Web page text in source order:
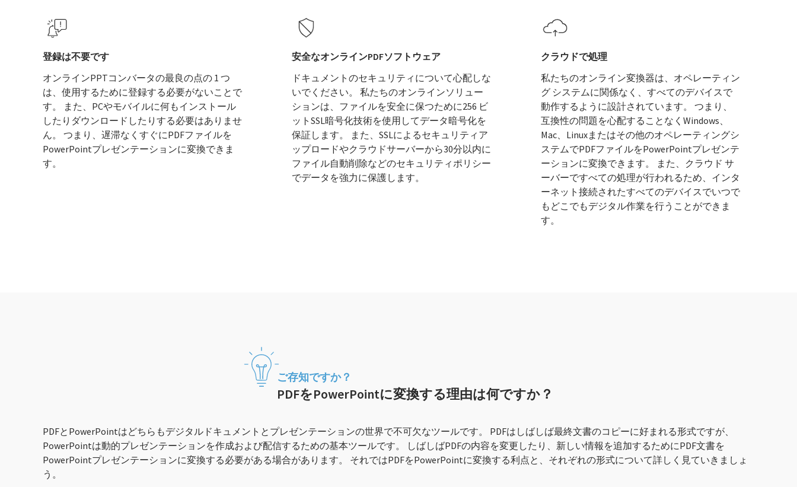
登録は不要です
オンラインPPTコンバータの最良の点の 1 つ
は、使用するために登録する必要がないことで
す。 また、PCやモバイルに何もインストール
したりダウンロードしたりする必要はありませ
ん。 つまり、遅滞なくすぐにPDFファイルを
PowerPointプレゼンテーションに変換できま
す。
安全なオンラインPDFソフトウェア
ドキュメントのセキュリティについて心配しな
いでください。 私たちのオンラインソリュー
ションは、ファイルを安全に保つために256 ビ
ットSSL暗号化技術を使用してデータ暗号化を
保証します。 また、SSLによるセキュリティア
ップロードやクラウドサーバーから30分以内に
ファイル自動削除などのセキュリティポリシー
でデータを強力に保護します。
クラウドで処理
私たちのオンライン変換器は、オペレーティン
グ システムに関係なく、すべてのデバイスで
動作するように設計されています。 つまり、
互換性の問題を心配することなくWindows、
Mac、Linuxまたはその他のオペレーティングシ
ステムでPDFファイルをPowerPointプレゼンテ
ーションに変換できます。 また、クラウド サ
ーバーですべての処理が行われるため、インタ
ーネット接続されたすべてのデバイスでいつで
もどこでもデジタル作業を行うことができま
す。
ご存知ですか？
PDFをPowerPointに変換する理由は何ですか？
PDFとPowerPointはどちらもデジタルドキュメントとプレゼンテーションの世界で不可欠なツールです。 PDFはしばしば最終文書のコピーに好まれる形式ですが、
PowerPointは動的プレゼンテーションを作成および配信するための基本ツールです。 しばしばPDFの内容を変更したり、新しい情報を追加するためにPDF文書を
PowerPointプレゼンテーションに変換する必要がある場合があります。 それではPDFをPowerPointに変換する利点と、それぞれの形式について詳しく見ていきましょ
う。